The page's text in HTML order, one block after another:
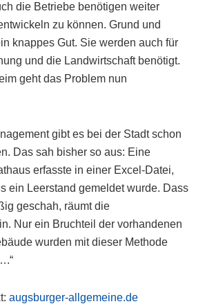
die Betriebe benötigen weiter
zu können. Grund und
knappes Gut. Sie werden auch für
und die Landwirtschaft benötigt.
geht das Problem nun
gibt es bei der Stadt schon
Das sah bisher so aus: Eine
erfasste in einer Excel-Datei,
ein Leerstand gemeldet wurde. Dass
geschah, räumt die
Nur ein Bruchteil der vorhandenen
wurden mit dieser Methode
augsburger-allgemeine.de